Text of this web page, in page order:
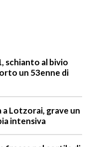
schianto al bivio
un 53enne di
a Lotzorai, grave un
intensiva